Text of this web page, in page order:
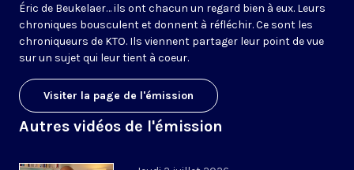
Éric de Beukelaer… ils ont chacun un regard bien à eux. Leurs
chroniques bousculent et donnent à réfléchir. Ce sont les
chroniqueurs de KTO. Ils viennent partager leur point de vue
sur un sujet qui leur tient à coeur.
Visiter la page de l'émission
Autres vidéos de l'émission